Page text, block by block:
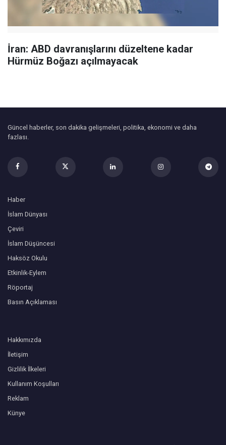
İran: ABD davranışlarını düzeltene kadar
Hürmüz Boğazı açılmayacak
Güncel haberler, son dakika gelişmeleri, politika, ekonomi ve daha
fazlası.
Haber
İslam Dünyası
Çeviri
İslam Düşüncesi
Haksöz Okulu
Etkinlik-Eylem
Röportaj
Basın Açıklaması
Hakkımızda
İletişim
Gizlilik İlkeleri
Kullanım Koşulları
Reklam
Künye